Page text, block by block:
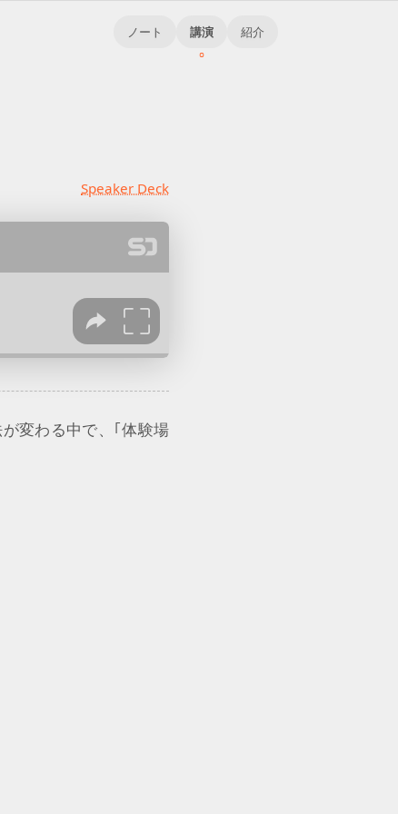
ノート 講演 紹介
Speaker Deck
変わる中で、｢体験場